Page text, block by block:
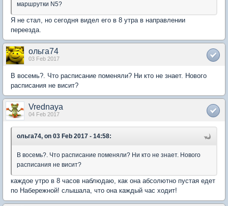
маршрутки N5?
Я не стал, но сегодня видел его в 8 утра в направлении
переезда.
ольга74
03 Feb 2017
В восемь?. Что расписание поменяли? Ни кто не знает. Нового
расписания не висит?
Vrednaya
04 Feb 2017
ольга74, on 03 Feb 2017 - 14:58:
В восемь?. Что расписание поменяли? Ни кто не знает. Нового
расписания не висит?
каждое утро в 8 часов наблюдаю, как она абсолютно пустая едет
по Набережной! слышала, что она каждый час ходит!